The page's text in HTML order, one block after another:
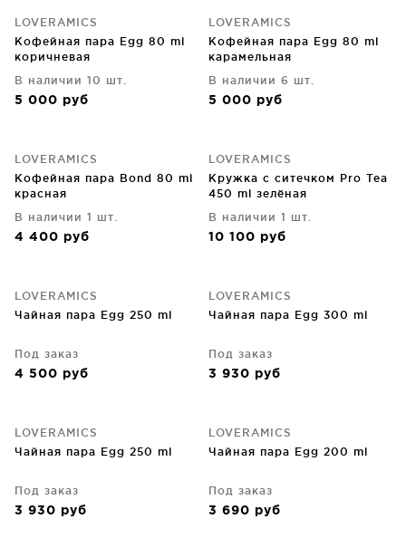
LOVERAMICS
Кофейная пара Egg 80 ml
коричневая
В наличии 10 шт.
5 000 руб
LOVERAMICS
Кофейная пара Egg 80 ml
карамельная
В наличии 6 шт.
5 000 руб
LOVERAMICS
Кофейная пара Bond 80 ml
красная
В наличии 1 шт.
4 400 руб
LOVERAMICS
Кружка с ситечком Pro Tea
450 ml зелёная
В наличии 1 шт.
10 100 руб
LOVERAMICS
Чайная пара Egg 250 ml
Под заказ
4 500 руб
LOVERAMICS
Чайная пара Egg 300 ml
Под заказ
3 930 руб
LOVERAMICS
Чайная пара Egg 250 ml
Под заказ
3 930 руб
LOVERAMICS
Чайная пара Egg 200 ml
Под заказ
3 690 руб